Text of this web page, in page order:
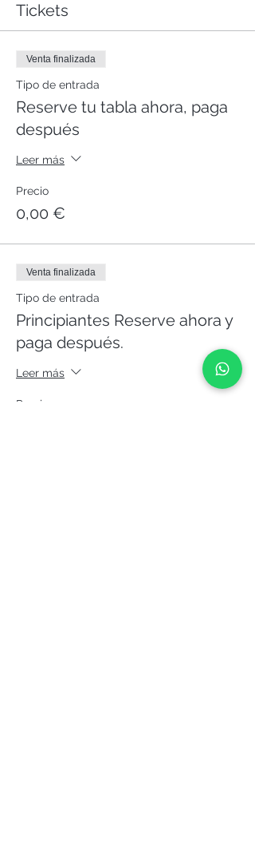
Tickets
Venta finalizada
Tipo de entrada
Reserve tu tabla ahora, paga
después
Leer más
Precio
0,00 €
Venta finalizada
Tipo de entrada
Principiantes Reserve ahora y
paga después.
Leer más
Precio